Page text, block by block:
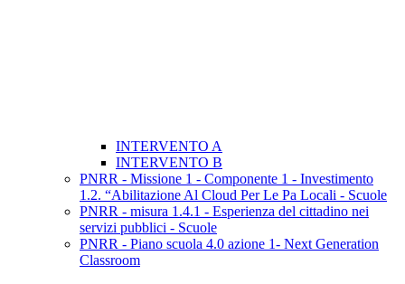
INTERVENTO A
INTERVENTO B
PNRR - Missione 1 - Componente 1 - Investimento
1.2. “Abilitazione Al Cloud Per Le Pa Locali - Scuole
PNRR - misura 1.4.1 - Esperienza del cittadino nei
servizi pubblici - Scuole
PNRR - Piano scuola 4.0 azione 1- Next Generation
Classroom